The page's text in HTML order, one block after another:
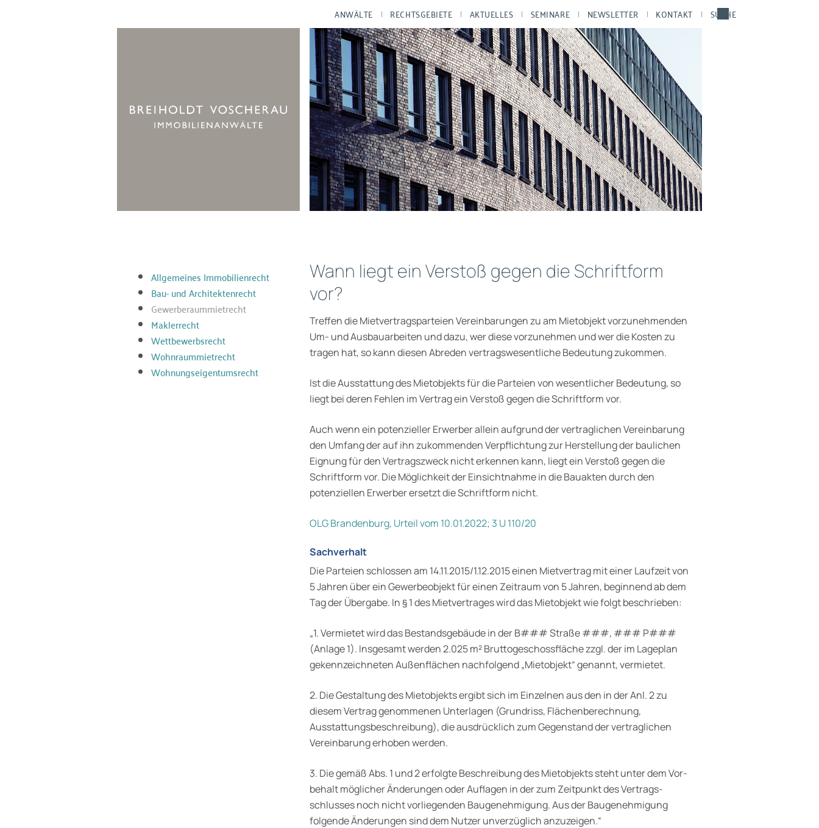
ANWÄLTE RECHTSGEBIETE AKTUELLES SEMINARE NEWSLETTER KONTAKT SUCHE
Allgemeines Immobilienrecht
Bau- und Architektenrecht
Gewerberaummietrecht
Maklerrecht
Wettbewerbsrecht
Wohnraummietrecht
Wohnungseigentumsrecht
Wann liegt ein Verstoß gegen die Schriftform
vor?
Treffen die Mietvertragsparteien Vereinbarungen zu am Mietobjekt vorzunehmenden
Um- und Ausbauarbeiten und dazu, wer diese vorzunehmen und wer die Kosten zu
tragen hat, so kann diesen Abreden vertragswesentliche Bedeutung zukommen.
Ist die Ausstattung des Mietobjekts für die Parteien von wesentlicher Bedeutung, so
liegt bei deren Fehlen im Vertrag ein Verstoß gegen die Schriftform vor.
Auch wenn ein potenzieller Erwerber allein aufgrund der vertraglichen Vereinbarung
den Umfang der auf ihn zukommenden Verpflichtung zur Herstellung der baulichen
Eignung für den Vertragszweck nicht erkennen kann, liegt ein Verstoß gegen die
Schriftform vor. Die Möglichkeit der Einsichtnahme in die Bauakten durch den
potenziellen Erwerber ersetzt die Schriftform nicht.
OLG Brandenburg, Urteil vom 10.01.2022; 3 U 110/20
Sachverhalt
Die Parteien schlossen am 14.11.2015/1.12.2015 einen Mietvertrag mit einer Laufzeit von
5 Jahren über ein Gewerbeobjekt für einen Zeitraum von 5 Jahren, beginnend ab dem
Tag der Übergabe. In § 1 des Mietvertrages wird das Mietobjekt wie folgt beschrieben:
„1. Vermietet wird das Bestandsgebäude in der B### Straße ###, ### P###
(Anlage 1). Insgesamt werden 2.025 m² Bruttogeschossfläche zzgl. der im Lageplan
gekennzeichneten Außenflächen nachfolgend „Mietobjekt“ genannt, vermietet.
2. Die Gestaltung des Mietobjekts ergibt sich im Einzelnen aus den in der Anl. 2 zu
diesem Vertrag genommenen Unterlagen (Grundriss, Flächenberechnung,
Ausstattungs­beschreibung), die ausdrücklich zum Gegenstand der vertraglichen
Vereinbarung erhoben werden.
3. Die gemäß Abs. 1 und 2 erfolgte Beschreibung des Mietobjekts steht unter dem Vor­
behalt möglicher Änderungen oder Auflagen in der zum Zeitpunkt des Vertrags­
schlusses noch nicht vorliegenden Baugenehmigung. Aus der Baugenehmigung
folgende Änderungen sind dem Nutzer unverzüglich anzuzeigen.“